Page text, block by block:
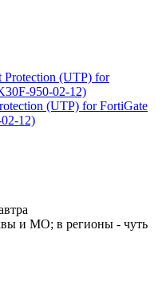
(UTP) for FortiGate
12)
и МО; в регионы - чуть